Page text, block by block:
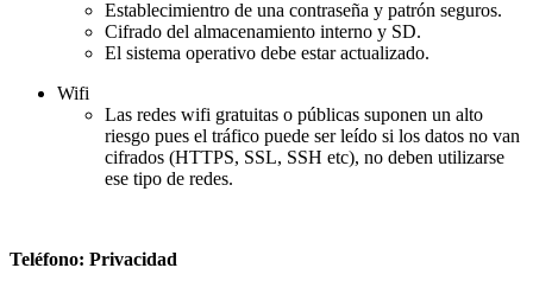
Establecimientro de una contraseña y patrón seguros.
Cifrado del almacenamiento interno y SD.
El sistema operativo debe estar actualizado.
Wifi
Las redes wifi gratuitas o públicas suponen un alto
riesgo pues el tráfico puede ser leído si los datos no van
cifrados (HTTPS, SSL, SSH etc), no deben utilizarse
ese tipo de redes.
Teléfono: Privacidad